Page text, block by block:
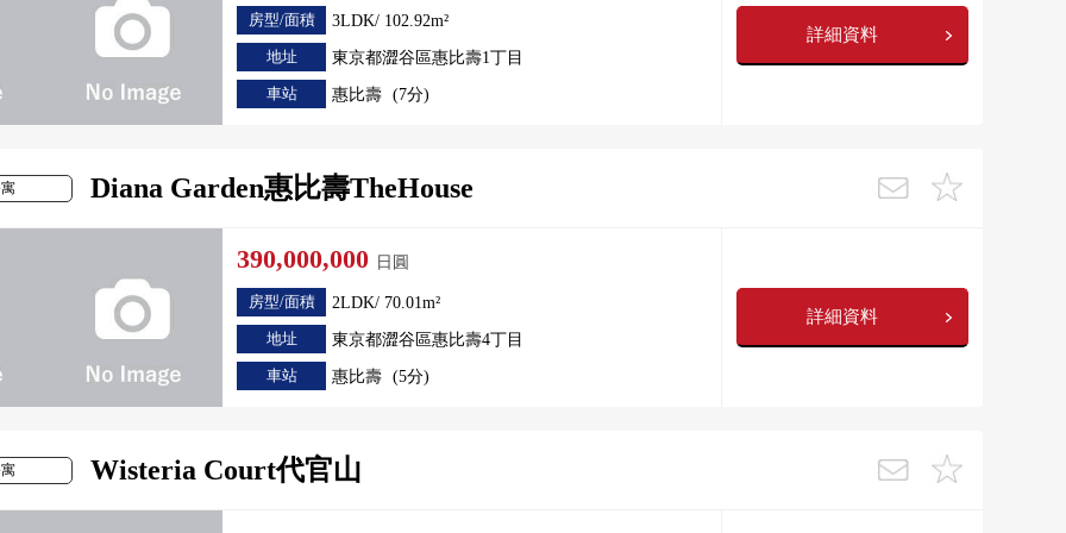
房型/面積
3LDK/ 102.92m²
地址
東京都澀谷區惠比壽1丁目
車站
惠比壽 (7分)
詳細資料
Diana Garden惠比壽TheHouse
390,000,000 日圓
房型/面積
2LDK/ 70.01m²
地址
東京都澀谷區惠比壽4丁目
車站
惠比壽 (5分)
詳細資料
Wisteria Court代官山